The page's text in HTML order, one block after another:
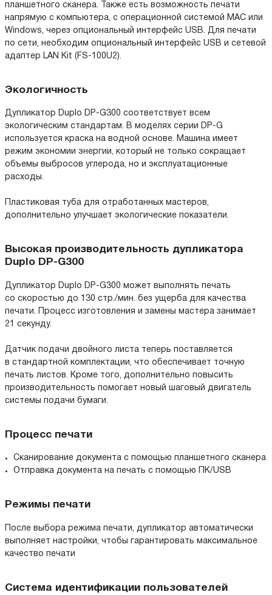
планшетного сканера. Также есть возможность печати
напрямую с компьютера, с операционной системой MAC или
Windows, через опциональный интерфейс USB. Для печати
по сети, необходим опциональный интерфейс USB и сетевой
адаптер LAN Kit (FS-100U2).
Экологичность
Дупликатор Duplo DP-G300 соответствует всем
экологическим стандартам. В моделях серии DP-G
используется краска на водной основе. Машина имеет
режим экономии энергии, который не только сокращает
объемы выбросов углерода, но и эксплуатационные
расходы.
Пластиковая туба для отработанных мастеров,
дополнительно улучшает экологические показатели.
Высокая производительность дупликатора
Duplo DP-G300
Дупликатор Duplo DP-G300 может выполнять печать
со скоростью до 130 стр./мин. без ущерба для качества
печати. Процесс изготовления и замены мастера занимает
21 секунду.
Датчик подачи двойного листа теперь поставляется
в стандартной комплектации, что обеспечивает точную
печать листов. Кроме того, дополнительно повысить
производительность помогает новый шаговый двигатель
системы подачи бумаги.
Процесс печати
Сканирование документа с помощью планшетного сканера
Отправка документа на печать с помощью ПК/USB
Режимы печати
После выбора режима печати, дупликатор автоматически
выполняет настройки, чтобы гарантировать максимальное
качество печати
Система идентификации пользователей